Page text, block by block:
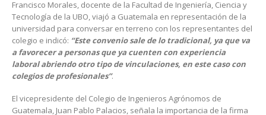
Francisco Morales, docente de la Facultad de Ingeniería, Ciencia y
Tecnología de la UBO, viajó a Guatemala en representación de la
universidad para conversar en terreno con los representantes del
colegio e indicó: “Este convenio salede lo tradicional, ya que va
a favorecer a personas que ya cuenten con experiencia
laboral abriendo otro tipo de vinculaciones, en este caso con
colegios de profesionales”.
El vicepresidente del Colegio de Ingenieros Agrónomos de
Guatemala, Juan Pablo Palacios, señala la importancia de la firma